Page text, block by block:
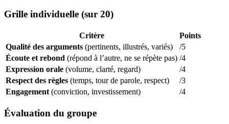
Grille individuelle (sur 20)
Critère
Points
Qualité des arguments (pertinents, illustrés, variés)
/5
Écoute et rebond (répond à l’autre, ne se répète pas) /4
Expression orale (volume, clarté, regard)
/4
Respect des règles (temps, tour de parole, respect)
/3
Engagement (conviction, investissement) /4
Évaluation du groupe